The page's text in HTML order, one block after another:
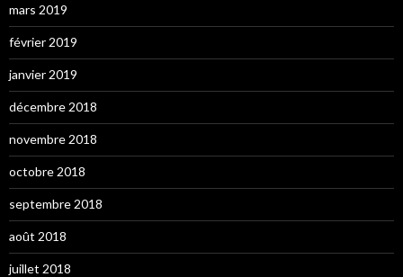
mars 2019
février 2019
janvier 2019
décembre 2018
novembre 2018
octobre 2018
septembre 2018
août 2018
juillet 2018